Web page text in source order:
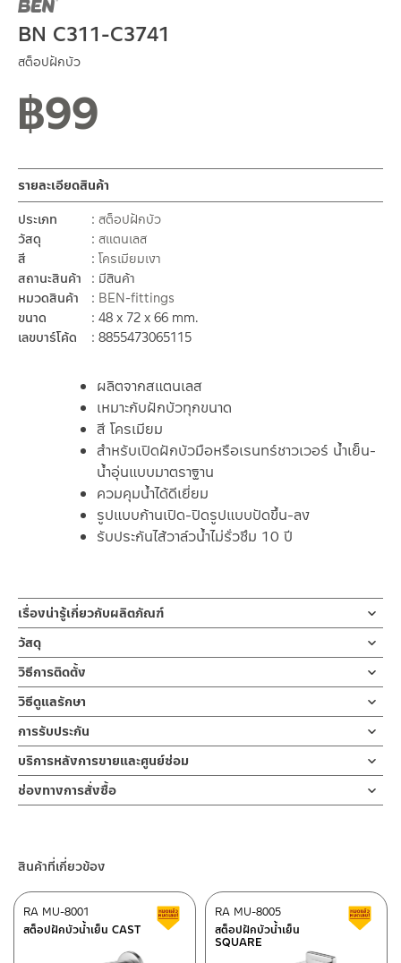
BN C311-C3741
สต็อปฝักบัว
฿99
ผลิตจากสแตนเลส
เหมาะกับฝักบัวทุกขนาด
สี โครเมียม
สำหรับเปิดฝักบัวมือหรือเรนทร์ชาวเวอร์ น้ำเย็น-
น้ำอุ่นแบบมาตราฐาน
ควมคุมน้ำได้ดีเยี่ยม
รูปแบบก้านเปิด-ปิดรูปแบบปัดขึ้น-ลง
รับประกันไส้วาล์วน้ำไม่รั่วซึม 10 ปี
รายละเอียดสินค้า
ประเภท
สต็อปฝักบัว
วัสดุ
สแตนเลส
สี
โครเมียมเงา
สถานะสินค้า
มีสินค้า
หมวดสินค้า
BEN-fittings
ขนาด
48 x 72 x 66 mm.
เลขบาร์โค้ด
8855473065115
เรื่องน่ารู้เกี่ยวกับผลิตภัณฑ์
สต็อปฝักบัว ผลิตจากสแตนเลส สีโครเมียม
สำหรับเปิดฝักบัวมือ น้ำเย็น-น้ำอุ่นแบบมาตราฐานก้านเปิด-ปิดรูปแบบ
ปัด
ใช้งานสะดวก วัสดุมีความแข็งแรง รับประกันไส้วาล์วน้ำไม่รั่วซึม 10 ปี
|BN C311-C3741
วัสดุทนทานแข็งแรง ดูแลทำความสะอาดง่าย เป็นสต็อปใช้สำหรับ
ควบคุมการเปิด-ปิดน้ำ
ติดตั้งแบบท่อเดียวไปยังฝักบัวมือหรือฝักบัวอาบน้ำ การออกแบบที่มีมือ
จับเป็นทรงก้านปัด
วัสดุ
ผลิตจากสแตนเลส
วิธีการติดตั้ง
ข้อแนะนำในการติดตั้ง
ฝักบัว และ ชุดสายฉีดชำระ
สำหรับการติดตั้งใหม่ ให้ไล่ฝุ่น เศษทราย เศษท่อ ออกจากท่อน้ำก่อนติด
ตั้งสินค้า โดยปล่อยน้ำให้ไหลออกจากท่อนาน 1 นาที
เพื่อให้แรงน้ำพัดพาเศษละอองต่างๆ ออกจากท่อน้ำ มิเช่นนั้นสิ่งสกปรก
จะเข้าไปภายในสินค้าและสร้างความเสียหายได้
หากตรวจพบเศษละอองต่างๆในสินค้า จะไม่อยู่ในเงื่อนไขการรับประกัน
วิธีดูแลรักษา
คำแนะนำในการดูแลรักษาผลิตภัณฑ์
1. ไม่ทำสินค้าให้เกิดความเสียหายอื่น ๆ นอกจากการใช้งานปกติ เช่นไม่
ทำตก ไม่งัดหรือโยกสินค้าแรงๆ
2. ทำความสะอาดสินค้าโดยการใช้ผ้านุ่มๆชุบน้ำหมาดๆแล้วเช็ดให้แห้ง
3. ห้ามใช้สารเคมีที่มีฤทธิ์เป็นกรด ในการทำความสะอาด เนื่องจากผิว
บนตัวสินค้า ซึ่งจะสร้างความเสียหายให้เกิดขึ้นกับผิวของสินค้าได้
การรับประกัน
รับประกันไส้วาล์วน้ำไม่รั่วซึม 10 ปี
บริการหลังการขายและศูนย์ซ่อม
ช่องทางออนไลน์
– Email: contact@charnpaiboon.com
ช่องทางการสั่งซื้อ
– Shopee
–Lazada
–ซื้อสินค้าชิ้นนี้บน Shopee>> คลิกที่นี่<<
คลิกที่นี่<<
สินค้าที่เกี่ยวข้อง
สต็อปฝักบัวน้ำเย็น CAST
RA MU-8001 สินค้าลดราคา เคลียร์สต็อก
สต็อปฝักบัวน้ำเย็น
SQUARE
RA MU-8005